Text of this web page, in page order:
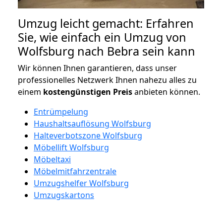
Umzug leicht gemacht: Erfahren
Sie, wie einfach ein Umzug von
Wolfsburg nach Bebra sein kann
Wir können Ihnen garantieren, dass unser
professionelles Netzwerk Ihnen nahezu alles zu
einem kostengünstigen Preisanbieten können.
Entrümpelung
Haushaltsauflösung Wolfsburg
Halteverbotszone Wolfsburg
Möbellift Wolfsburg
Möbeltaxi
Möbelmitfahrzentrale
Umzugshelfer Wolfsburg
Umzugskartons